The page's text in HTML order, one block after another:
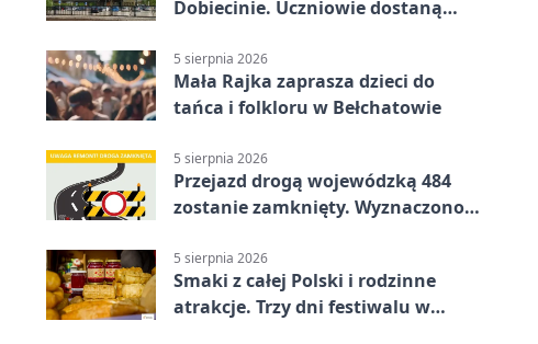
Dobiecinie. Uczniowie dostaną
5 sierpnia 2026
Mała Rajka zaprasza dzieci do
tańca i folkloru w Bełchatowie
5 sierpnia 2026
Przejazd drogą wojewódzką 484
zostanie zamknięty. Wyznaczono
5 sierpnia 2026
Smaki z całej Polski i rodzinne
atrakcje. Trzy dni festiwalu w